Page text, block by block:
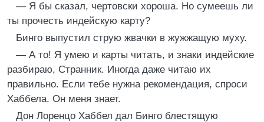
— Я бы сказал, чертовски хороша. Но сумеешь ли
ты прочесть индейскую карту?
Бинго выпустил струю жвачки в жужжащую муху.
— А то! Я умею и карты читать, и знаки индейские
разбираю, Странник. Иногда даже читаю их
правильно. Если тебе нужна рекомендация, спроси
Хаббела. Он меня знает.
Дон Лоренцо Хаббел дал Бинго блестящую